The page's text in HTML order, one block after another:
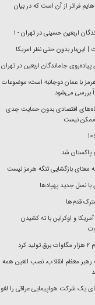
فراتر از آن است که در بیان
اربعین حسینی در تهران - ۱
این‌بار بدون حتی نظر امریکا
جاماندگان اربعین در تهران
با عمان دوجانبه است؛ موضوعات
بررسی می‌شود
اقتصادی بدون حمایت جدی
ممکن نیست
پاکستان شد
معنای بازگشایی تنگه هرمز نیست
با نسل جدید پهپاد‌ها
قدم‌ها
و اوکراین با ته کشیدن
رهبر معظم انقلاب، نصب العین همه
یک شرکت هواپیمایی عراقی را لغو